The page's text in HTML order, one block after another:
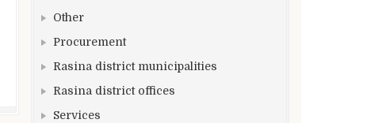
Other
Procurement
Rasina district municipalities
Rasina district offices
Services